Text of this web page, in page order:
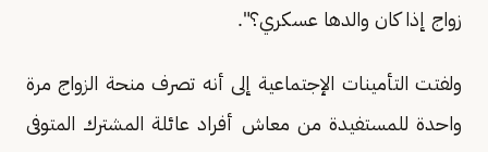
زواج إذا كان والدها عسكري؟".
ولفتت التأمينات الإجتماعية إلى أنه تصرف منحة الزواج مرة
واحدة للمستفيدة من معاش أفراد عائلة المشترك المتوفى